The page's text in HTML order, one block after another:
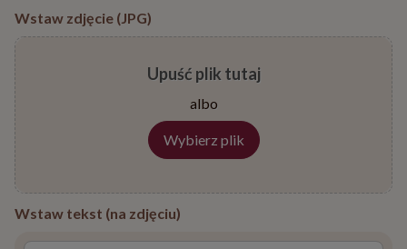
Wstaw zdjęcie (JPG)
Upuść plik tutaj
albo
Wstaw tekst (na zdjęciu)